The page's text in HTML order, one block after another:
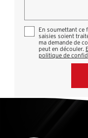
En soumettant ce
saisies soient
ma demande de
peut en découler.
politique de